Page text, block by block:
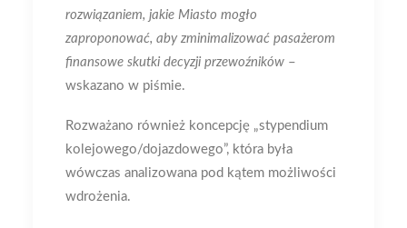
rozwiązaniem, jakie Miasto mogło
zaproponować, aby zminimalizować pasażerom
finansowe skutki decyzji przewoźników –
wskazano w piśmie.
Rozważano również koncepcję „stypendium
kolejowego/dojazdowego”, która była
wówczas analizowana pod kątem możliwości
wdrożenia.